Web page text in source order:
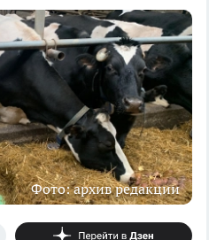
Фото: архив редакции